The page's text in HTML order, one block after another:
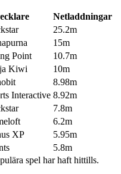
Netladdningar
25.2m
15m
Point
10.7m
Kiwi
10m
8.98m
Interactive 8.92m
7.8m
6.2m
XP
5.95m
5.8m
spel har haft hittills.